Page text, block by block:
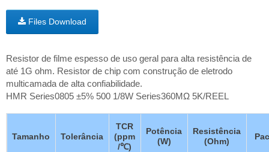
Files Download
Resistor de filme espesso de uso geral para alta resistência de
até 1G ohm. Resistor de chip com construção de eletrodo
multicamada de alta confiabilidade.
HMR Series0805 ±5% 500 1/8W Series360MΩ 5K/REEL
Tamanho Tolerância
TCR
(ppm
/℃)
Potência
(W)
Resistência
(Ohm)